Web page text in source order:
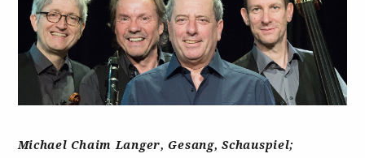
Michael Chaim Langer, Gesang, Schauspiel;